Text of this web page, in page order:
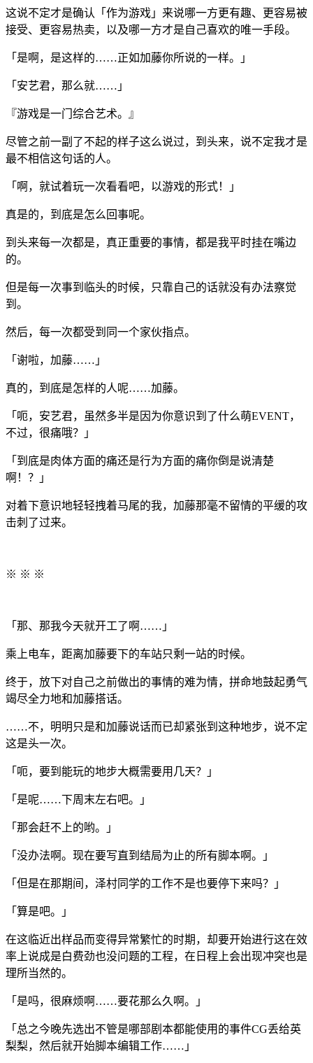
这说不定才是确认「作为游戏」来说哪一方更有趣、更容易被
接受、更容易热卖，以及哪一方才是自己喜欢的唯一手段。
「是啊，是这样的……正如加藤你所说的一样。」
「安艺君，那么就……」
『游戏是一门综合艺术。』
尽管之前一副了不起的样子这么说过，到头来，说不定我才是
最不相信这句话的人。
「啊，就试着玩一次看看吧，以游戏的形式！」
真是的，到底是怎么回事呢。
到头来每一次都是，真正重要的事情，都是我平时挂在嘴边
的。
但是每一次事到临头的时候，只靠自己的话就没有办法察觉
到。
然后，每一次都受到同一个家伙指点。
「谢啦，加藤……」
真的，到底是怎样的人呢……加藤。
「呃，安艺君，虽然多半是因为你意识到了什么萌EVENT，
不过，很痛哦？」
「到底是肉体方面的痛还是行为方面的痛你倒是说清楚
啊！？」
对着下意识地轻轻拽着马尾的我，加藤那毫不留情的平缓的攻
击刺了过来。
※ ※ ※
「那、那我今天就开工了啊……」
乘上电车，距离加藤要下的车站只剩一站的时候。
终于，放下对自己之前做出的事情的难为情，拼命地鼓起勇气
竭尽全力地和加藤搭话。
……不，明明只是和加藤说话而已却紧张到这种地步，说不定
这是头一次。
「呃，要到能玩的地步大概需要用几天？」
「是呢……下周末左右吧。」
「那会赶不上的哟。」
「没办法啊。现在要写直到结局为止的所有脚本啊。」
「但是在那期间，泽村同学的工作不是也要停下来吗？」
「算是吧。」
在这临近出样品而变得异常繁忙的时期，却要开始进行这在效
率上说成是白费劲也没问题的工程，在日程上会出现冲突也是
理所当然的。
「是吗，很麻烦啊……要花那么久啊。」
「总之今晚先选出不管是哪部剧本都能使用的事件CG丢给英
梨梨，然后就开始脚本编辑工作……」